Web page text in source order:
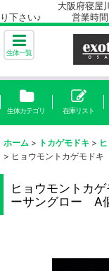
大阪府寝屋川市に店
り下さい♪ 営業時間
生体一覧
生体カテゴリ 在庫リスト
ホーム > トカゲモドキ >
> ヒョウモントカゲモド
ヒョウモントカ
ーサングロー A